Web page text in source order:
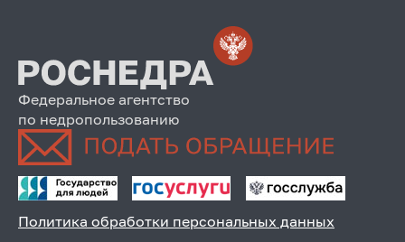
Федеральное агентство
по недропользованию
Политика обработки персональных данных